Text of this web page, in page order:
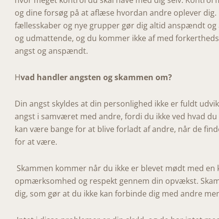
og dine forsøg på at aflæse hvordan andre oplever
fællesskaber og nye grupper gør dig altid anspændt
og udmattende, og du kommer ikke af med
angst og anspændt.
Hvad handler angsten og skammen om?
Din angst skyldes at din personlighed ikke er fuldt
angst i samværet med andre, fordi du ikke ved hvad
kan være bange for at blive forladt af andre, når de
for at være.
Skammen kommer når du ikke er blevet mødt med
opmærksomhed og respekt gennem din opvækst.
dig, som gør at du ikke kan forbinde dig med andre